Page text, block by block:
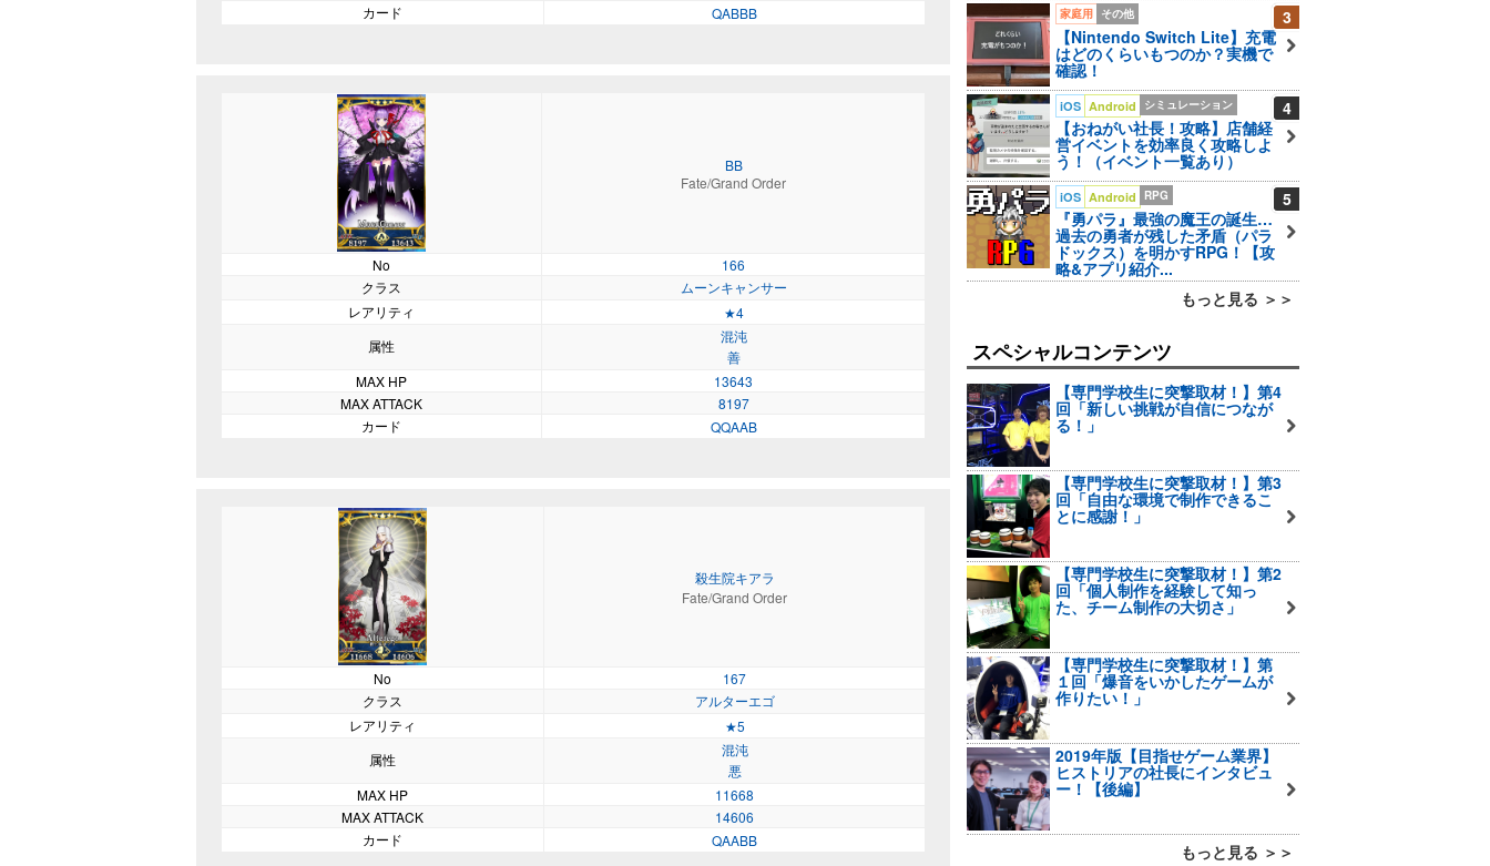
カード
QABBB
BB
Fate/Grand Order
No
166
クラス
ムーンキャンサー
レアリティ
★4
属性
混沌
善
MAX HP
13643
MAX ATTACK
8197
カード
QQAAB
殺生院キアラ
Fate/Grand Order
No
167
クラス
アルターエゴ
レアリティ
★5
属性
混沌
悪
MAX HP
11668
MAX ATTACK
14606
カード
QAABB
3
家庭用 その他
【Nintendo Switch Lite】充電
はどのくらいもつのか？実機で
確認！
4
iOS Android シミュレーション
【おねがい社長！攻略】店舗経
営イベントを効率良く攻略しよ
う！（イベント一覧あり）
5
iOS Android RPG
『勇パラ』最強の魔王の誕生…
過去の勇者が残した矛盾（パラ
ドックス）を明かすRPG！【攻
略&アプリ紹介...
もっと見る ＞＞
スペシャルコンテンツ
【専門学校生に突撃取材！】第4
回「新しい挑戦が自信につなが
る！」
【専門学校生に突撃取材！】第3
回「自由な環境で制作できるこ
とに感謝！」
【専門学校生に突撃取材！】第2
回「個人制作を経験して知っ
た、チーム制作の大切さ」
【専門学校生に突撃取材！】第
１回「爆音をいかしたゲームが
作りたい！」
2019年版【目指せゲーム業界】
ヒストリアの社長にインタビュ
ー！【後編】
もっと見る ＞＞